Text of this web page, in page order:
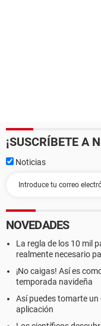
¡SUSCRÍBETE A
Noticias
NOVEDADES
La regla de los 10 mil
realmente necesario
¡No caigas! Así es
temporada navideña
Así puedes tomarte
aplicación